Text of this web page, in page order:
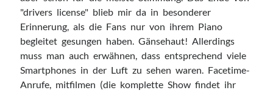
"drivers license" blieb mir da in besonderer
Erinnerung, als die Fans nur von ihrem Piano
begleitet gesungen haben. Gänsehaut! Allerdings
muss man auch erwähnen, dass entsprechend viele
Smartphones in der Luft zu sehen waren. Facetime-
Anrufe, mitfilmen (die komplette Show findet ihr